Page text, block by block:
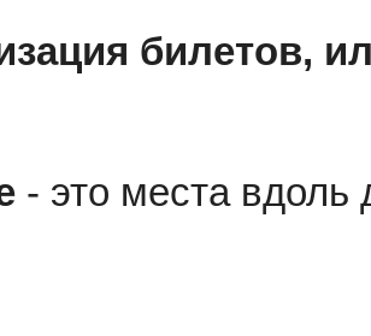
билетов,
- это места вдоль